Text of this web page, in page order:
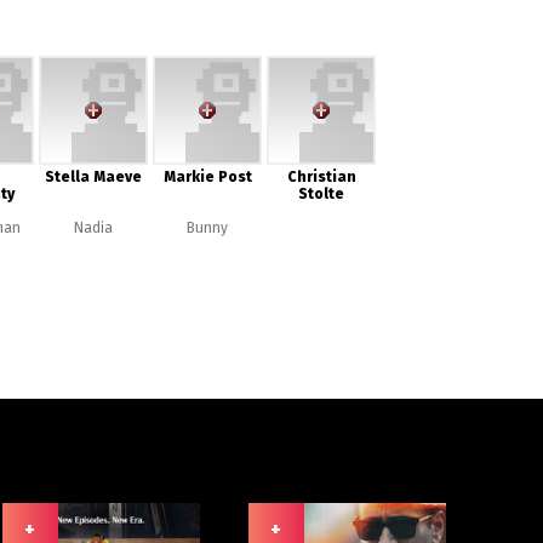
Stella Maeve
Nadia
Markie Post
Bunny
Christian
Stolte
+ +